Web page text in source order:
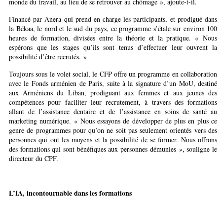
Financé par Anera qui prend en charge les participants, et prodigué dans
la Békaa, le nord et le sud du pays, ce programme s’étale sur environ 100
heures de formation, divisées entre la théorie et la pratique. « Nous
espérons que les stages qu’ils sont tenus d’effectuer leur ouvrent la
possibilité d’être recrutés. »
Toujours sous le volet social, le CFP offre un programme en collaboration
avec le Fonds arménien de Paris, suite à la signature d’un MoU, destiné
aux Arméniens du Liban, prodiguant aux femmes et aux jeunes des
compétences pour faciliter leur recrutement, à travers des formations
allant de l’assistance dentaire et de l’assistance en soins de santé au
marketing numérique. « Nous essayons de développer de plus en plus ce
genre de programmes pour qu’on ne soit pas seulement orientés vers des
personnes qui ont les moyens et la possibilité de se former. Nous offrons
des formations qui sont bénéfiques aux personnes démunies », souligne le
directeur du CPF.
L’IA, incontournable dans les formations